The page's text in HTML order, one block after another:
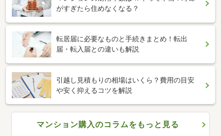
がすぎたら住めなくなる？
転居届に必要なものと手続きまとめ！転出
届・転入届との違いも解説
引越し見積もりの相場はいくら？費用の目安
や安く抑えるコツを解説
マンション購入のコラムをもっと見る